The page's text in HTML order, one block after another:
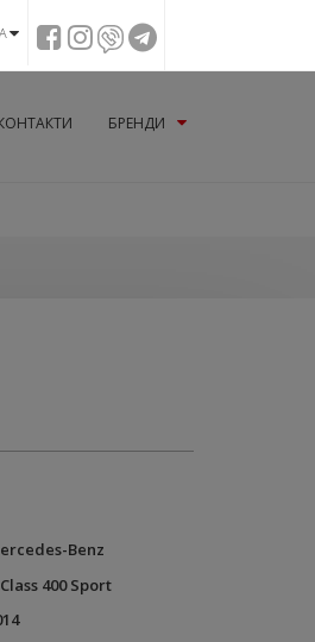
БРЕНДИ
Benz
400 Sport